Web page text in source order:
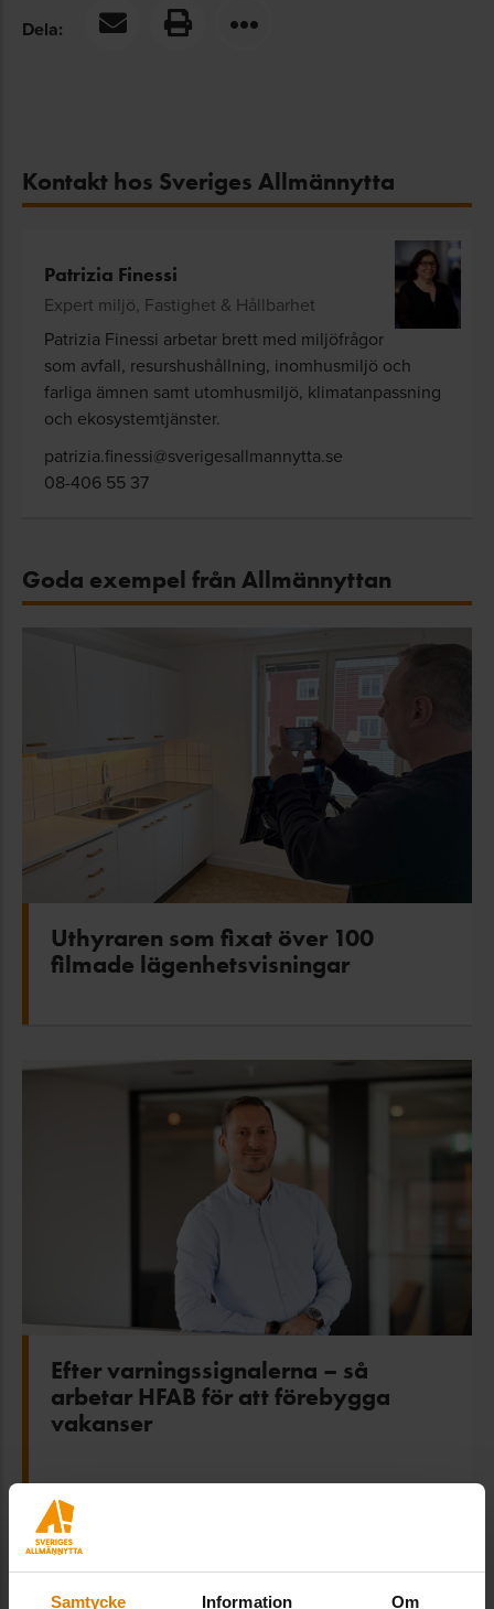
Samtycke Information Om
Dela:
Kontakt hos Sveriges Allmännytta
Patrizia Finessi
Expert miljö, Fastighet & Hållbarhet
Patrizia Finessi arbetar brett med miljöfrågor
som avfall, resurshushållning, inomhusmiljö och
farliga ämnen samt utomhusmiljö, klimatanpassning
och ekosystemtjänster.
patrizia.finessi@sverigesallmannytta.se
08-406 55 37
Goda exempel från Allmännyttan
Uthyraren som fixat över 100
filmade lägenhetsvisningar
Efter varningssignalerna – så
arbetar HFAB för att förebygga
vakanser